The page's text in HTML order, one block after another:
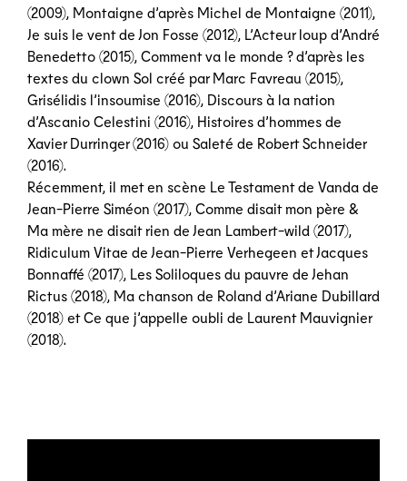
(2009), Montaigne d’après Michel de Montaigne (2011),
Je suis le vent de Jon Fosse (2012), L’Acteur loup d’André
Benedetto (2015), Comment va le monde ? d’après les
textes du clown Sol créé par Marc Favreau (2015),
Grisélidis l’insoumise (2016), Discours à la nation
d’Ascanio Celestini (2016), Histoires d’hommes de
Xavier Durringer (2016) ou Saleté de Robert Schneider
(2016).
Récemment, il met en scène Le Testament de Vanda de
Jean-Pierre Siméon (2017), Comme disait mon père &
Ma mère ne disait rien de Jean Lambert-wild (2017),
Ridiculum Vitae de Jean-Pierre Verhegeen et Jacques
Bonnaffé (2017), Les Soliloques du pauvre de Jehan
Rictus (2018), Ma chanson de Roland d’Ariane Dubillard
(2018) et Ce que j’appelle oubli de Laurent Mauvignier
(2018).